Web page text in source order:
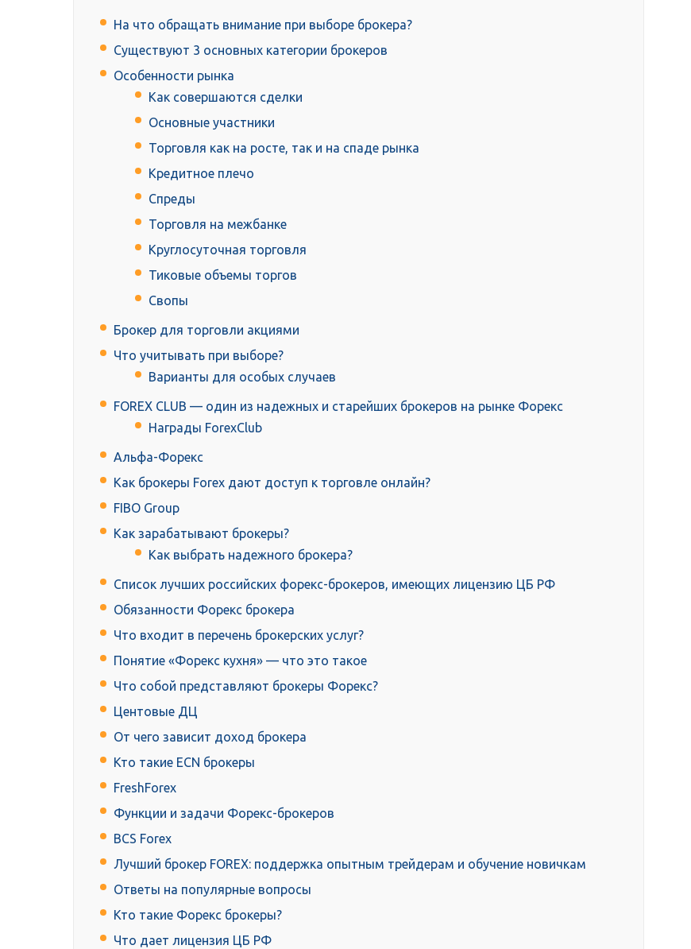
На что обращать внимание при выборе брокера?
Существуют 3 основных категории брокеров
Особенности рынка
Как совершаются сделки
Основные участники
Торговля как на росте, так и на спаде рынка
Кредитное плечо
Спреды
Торговля на межбанке
Круглосуточная торговля
Тиковые объемы торгов
Свопы
Брокер для торговли акциями
Что учитывать при выборе?
Варианты для особых случаев
FOREX CLUB — один из надежных и старейших брокеров на рынке Форекс
Награды ForexClub
Альфа-Форекс
Как брокеры Forex дают доступ к торговле онлайн?
FIBO Group
Как зарабатывают брокеры?
Как выбрать надежного брокера?
Список лучших российских форекс-брокеров, имеющих лицензию ЦБ РФ
Обязанности Форекс брокера
Что входит в перечень брокерских услуг?
Понятие «Форекс кухня» — что это такое
Что собой представляют брокеры Форекс?
Центовые ДЦ
От чего зависит доход брокера
Кто такие ECN брокеры
FreshForex
Функции и задачи Форекс-брокеров
BCS Forex
Лучший брокер FOREX: поддержка опытным трейдерам и обучение новичкам
Ответы на популярные вопросы
Кто такие Форекс брокеры?
Что дает лицензия ЦБ РФ